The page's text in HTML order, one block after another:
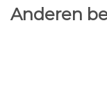
Anderen